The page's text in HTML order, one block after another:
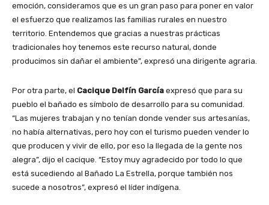
emoción, consideramos que es un gran paso para poner en valor
el esfuerzo que realizamos las familias rurales en nuestro
territorio. Entendemos que gracias a nuestras prácticas
tradicionales hoy tenemos este recurso natural, donde
producimos sin dañar el ambiente”, expresó una dirigente agraria.
Por otra parte, el Cacique Delfín García expresó que para su
pueblo el bañado es símbolo de desarrollo para su comunidad.
“Las mujeres trabajan y no tenían donde vender sus artesanías,
no había alternativas, pero hoy con el turismo pueden vender lo
que producen y vivir de ello, por eso la llegada de la gente nos
alegra”, dijo el cacique. “Estoy muy agradecido por todo lo que
está sucediendo al Bañado La Estrella, porque también nos
sucede a nosotros”, expresó el líder indígena.